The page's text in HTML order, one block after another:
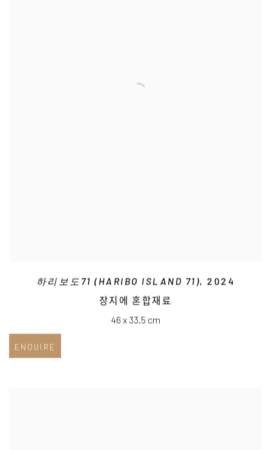
하리보도71 (HARIBO ISLAND 71), 2024
장지에 혼합재료
46 x 33.5 cm
ENQUIRE